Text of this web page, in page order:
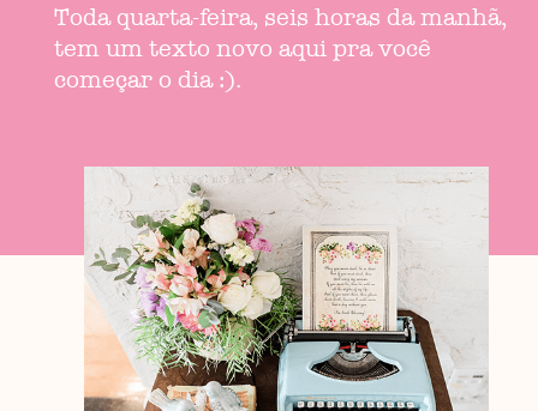
Toda quarta-feira, seis horas da manhã,
tem um texto novo aqui pra você
começar o dia :).